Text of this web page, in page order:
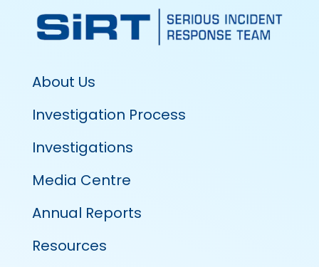
About Us
Investigation Process
Investigations
Media Centre
Annual Reports
Resources